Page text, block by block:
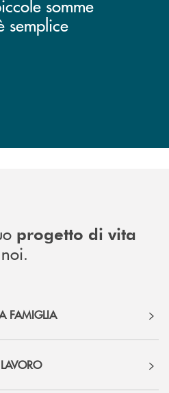
somme
semplice
noi è fare
LINK AL
con
inclusi e
sempre il
realizzare i
progetto di vita
FAMIGLIA